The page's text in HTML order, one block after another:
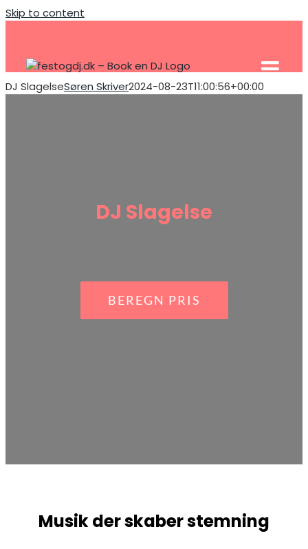
Skip to content
DJ SlagelseSøren Skriver2024-08-23T11:00:56+00:00
DJ Slagelse
BEREGN PRIS
Musik der skaber stemning